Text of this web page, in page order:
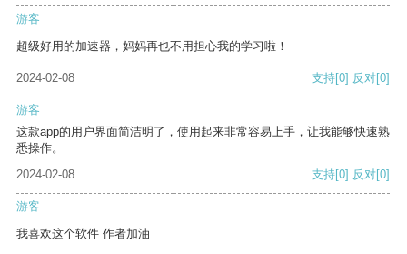
游客
超级好用的加速器，妈妈再也不用担心我的学习啦！
2024-02-08 支持[0] 反对[0]
游客
这款app的用户界面简洁明了，使用起来非常容易上手，让我能够快速熟
悉操作。
2024-02-08
支持[0] 反对[0]
游客
我喜欢这个软件 作者加油